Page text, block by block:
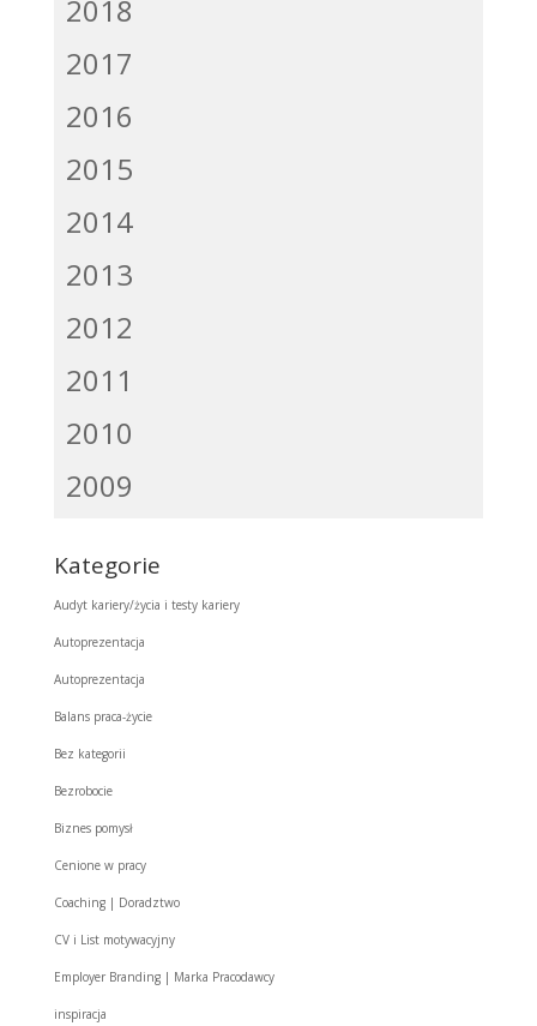
2018
2017
2016
2015
2014
2013
2012
2011
2010
2009
Kategorie
Audyt kariery/życia i testy kariery
Autoprezentacja
Autoprezentacja
Balans praca-życie
Bez kategorii
Bezrobocie
Biznes pomysł
Cenione w pracy
Coaching | Doradztwo
CV i List motywacyjny
Employer Branding | Marka Pracodawcy
inspiracja